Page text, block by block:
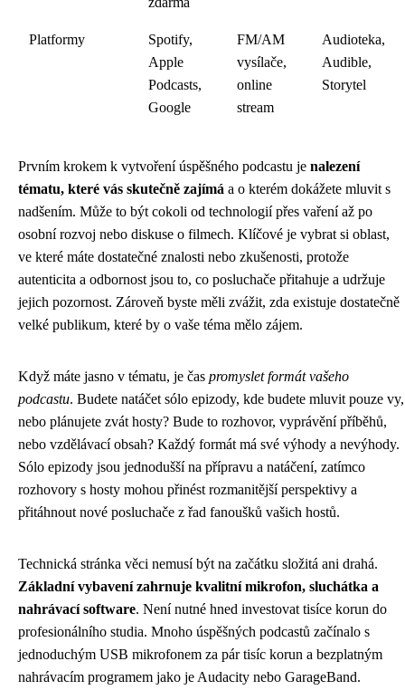
Platformy
Spotify,
Apple
Podcasts,
Google
FM/AM
vysílače,
online
stream
Audioteka,
Audible,
Storytel
Prvním krokem k vytvoření úspěšného podcastu je nalezení
tématu, které vás skutečně zajímá a o kterém dokážete mluvit s
nadšením. Může to být cokoli od technologií přes vaření až po
osobní rozvoj nebo diskuse o filmech. Klíčové je vybrat si oblast,
ve které máte dostatečné znalosti nebo zkušenosti, protože
autenticita a odbornost jsou to, co posluchače přitahuje a udržuje
jejich pozornost. Zároveň byste měli zvážit, zda existuje dostatečně
velké publikum, které by o vaše téma mělo zájem.
Když máte jasno v tématu, je čas promyslet formát vašeho
podcastu. Budete natáčet sólo epizody, kde budete mluvit pouze vy,
nebo plánujete zvát hosty? Bude to rozhovor, vyprávění příběhů,
nebo vzdělávací obsah? Každý formát má své výhody a nevýhody.
Sólo epizody jsou jednodušší na přípravu a natáčení, zatímco
rozhovory s hosty mohou přinést rozmanitější perspektivy a
přitáhnout nové posluchače z řad fanoušků vašich hostů.
Technická stránka věci nemusí být na začátku složitá ani drahá.
Základní vybavení zahrnuje kvalitní mikrofon, sluchátka a
nahrávací software. Není nutné hned investovat tisíce korun do
profesionálního studia. Mnoho úspěšných podcastů začínalo s
jednoduchým USB mikrofonem za pár tisíc korun a bezplatným
nahrávacím programem jako je Audacity nebo GarageBand.